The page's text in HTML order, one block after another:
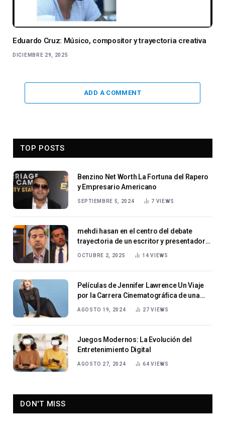
Eduardo Cruz: Músico, compositor y trayectoria creativa
DICIEMBRE 29, 2025
ADD A COMMENT
TOP POSTS
Benzino Net Worth La Fortuna del Rapero
y Empresario Americano
SEPTIEMBRE 5, 2024 7 VIEWS
mehdi hasan en el centro del debate
trayectoria de un escritor y presentador
OCTUBRE 2, 2025 14VIEWS
Películas de Jennifer Lawrence Un Viaje
por la Carrera Cinematográfica de una
AGOSTO 19, 2024 27VIEWS
Juegos Modernos: La Evolución del
Entretenimiento Digital
AGOSTO 27, 2024 64VIEWS
DON'T MISS